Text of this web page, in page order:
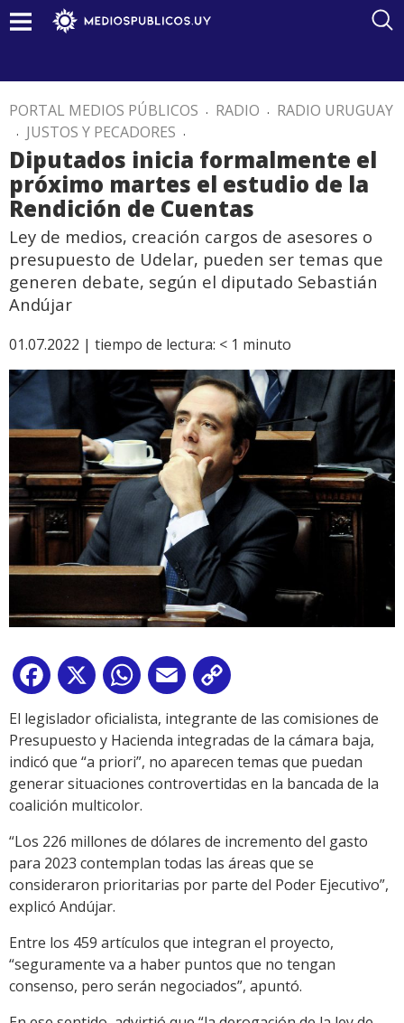
PORTAL MEDIOS PÚBLICOS . RADIO . RADIO URUGUAY
. JUSTOS Y PECADORES .
Diputados inicia formalmente el
próximo martes el estudio de la
Rendición de Cuentas
Ley de medios, creación cargos de asesores o
presupuesto de Udelar, pueden ser temas que
generen debate, según el diputado Sebastián
Andújar
01.07.2022 | tiempo de lectura: < 1 minuto
Facebook
X WhatsApp
Email
Link
El legislador oficialista, integrante de las comisiones de
Presupuesto y Hacienda integradas de la cámara baja,
indicó que “a priori”, no aparecen temas que puedan
generar situaciones controvertidas en la bancada de la
coalición multicolor.
“Los 226 millones de dólares de incremento del gasto
para 2023 contemplan todas las áreas que se
consideraron prioritarias por parte del Poder Ejecutivo”,
explicó Andújar.
Entre los 459 artículos que integran el proyecto,
“seguramente va a haber puntos que no tengan
consenso, pero serán negociados”, apuntó.